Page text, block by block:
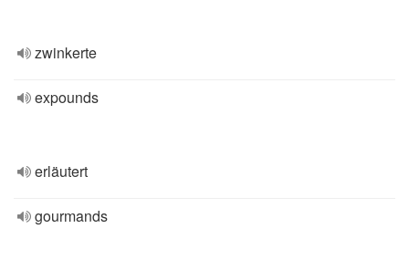
zwinkerte
expounds
erläutert
gourmands